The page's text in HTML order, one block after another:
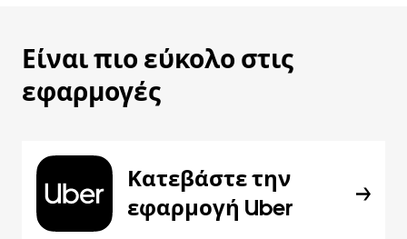
Είναι πιο εύκολο στις
εφαρμογές
Κατεβάστε την
εφαρμογή Uber